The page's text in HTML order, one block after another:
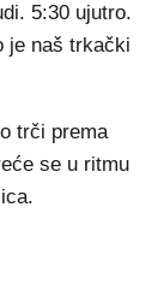
5:30 ujutro.
je naš trkački
trči prema
se u ritmu